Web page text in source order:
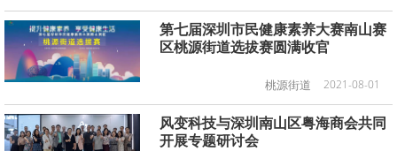
第七届深圳市民健康素养大赛南山赛
区桃源街道选拔赛圆满收官
桃源街道 2021-08-01
风变科技与深圳南山区粤海商会共同
开展专题研讨会